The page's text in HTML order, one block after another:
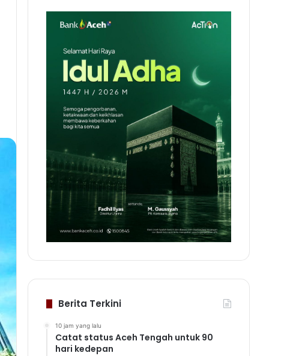
Berita Terkini
10 jam yang lalu
Catat status Aceh Tengah untuk 90
hari kedepan